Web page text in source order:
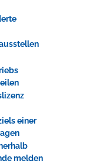
einer
melden